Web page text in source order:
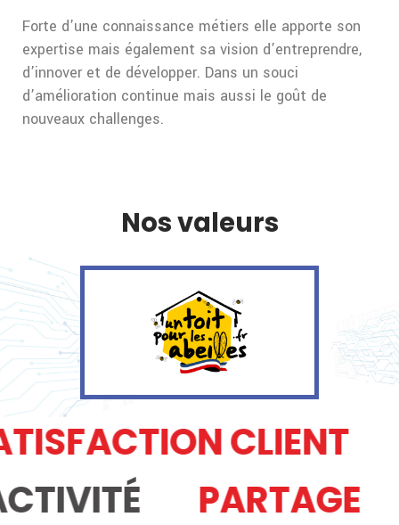
Forte d’une connaissance métiers elle apporte son
expertise mais également sa vision d’entreprendre,
d’innover et de développer. Dans un souci
d’amélioration continue mais aussi le goût de
nouveaux challenges.
Nos valeurs
CLIENT
RÉACTIVITÉ